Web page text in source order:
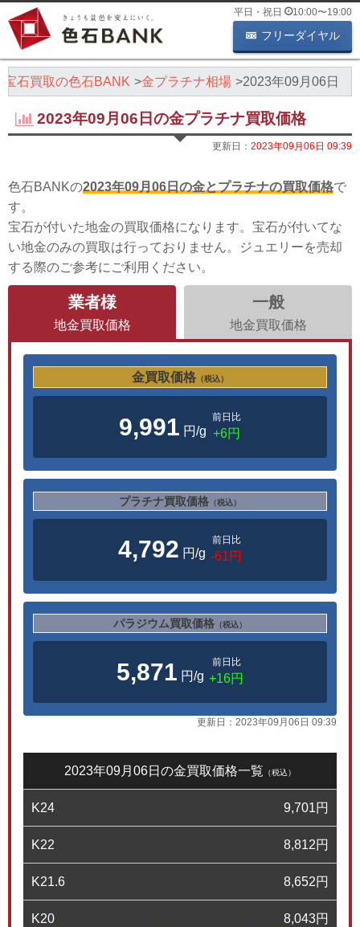
平日・祝日 10:00〜19:00
フリーダイヤル
宝石買取の色石BANK 金プラチナ相場 2023年09月06日
2023年09月06日の金プラチナ買取価格
更新日： 2023年09月06日 09:39
色石BANKの2023年09月06日の金とプラチナの買取価格で
す。
宝石が付いた地金の買取価格になります。宝石が付いてな
い地金のみの買取は行っておりません。ジュエリーを売却
する際のご参考にご利用ください。
業者様
地金買取価格
一般
地金買取価格
金買取価格 （税込）
9,991 円/g
前日比
+6円
プラチナ買取価格 （税込）
4,792 円/g
前日比
-61円
パラジウム買取価格 （税込）
5,871 円/g
前日比
+16円
更新日： 2023年09月06日 09:39
2023年09月06日の金買取価格一覧 （税込）
K24 9,701円
K22 8,812円
K21.6 8,652円
K20 8,043円